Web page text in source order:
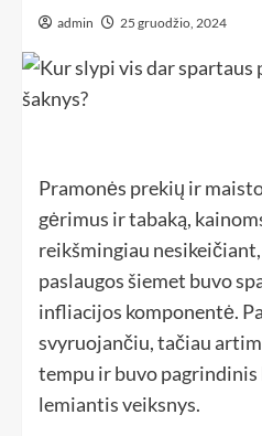
admin 25 gruodžio, 2024
Pramonės prekių ir
gėrimus ir tabaką,
reikšmingiau
paslaugos šiemet buvo
infliacijos komponentė.
svyruojančiu, tačiau
tempu ir buvo
lemiantis veiksnys.